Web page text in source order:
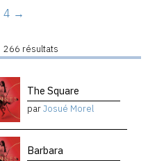
4 →
266 résultats
The Square
parJosué Morel
Barbara